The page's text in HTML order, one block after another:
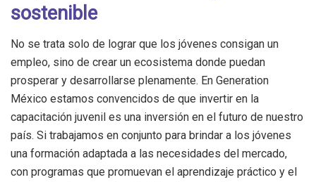
sostenible
No se trata solo de lograr que los jóvenes consigan un
empleo, sino de crear un ecosistema donde puedan
prosperar y desarrollarse plenamente. En Generation
México estamos convencidos de que invertir en la
capacitación juvenil es una inversión en el futuro de nuestro
país. Si trabajamos en conjunto para brindar a los jóvenes
una formación adaptada a las necesidades del mercado,
con programas que promuevan el aprendizaje práctico y el